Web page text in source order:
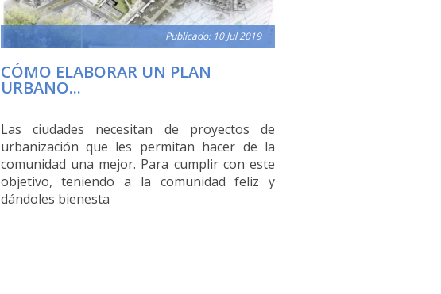
Publicado: 10 Jul 2019
CÓMO ELABORAR UN PLAN
URBANO...
Las ciudades necesitan de proyectos de
urbanización que les permitan hacer de la
comunidad una mejor. Para cumplir con este
objetivo, teniendo a la comunidad feliz y
dándoles bienesta